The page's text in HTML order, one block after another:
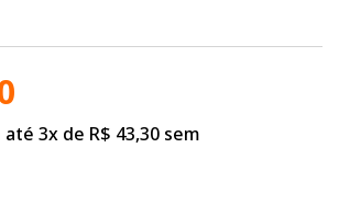
até 3x de R$ 43,30 sem